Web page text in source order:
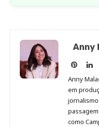
Anny
Anny
no
Anny
em
como